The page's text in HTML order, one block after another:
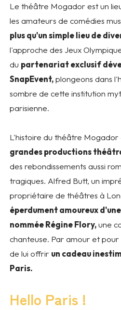
Le théâtre Mogador est un
les amateurs de comédies
plus qu'un simple lieu de
l'approche des Jeux
du partenariat exclusif
SnapEvent,plongeons dans
sombre de cette institution
parisienne.
L'histoire du théâtre Mogador
grandes productions
des rebondissements aussi
tragiques. Alfred Butt, un
propriétaire de théâtres à
éperdument amoureux
nommée Régine Flory,une
chanteuse. Par amour et pour
de lui offrir un cadeau
Paris.
Hello Paris !